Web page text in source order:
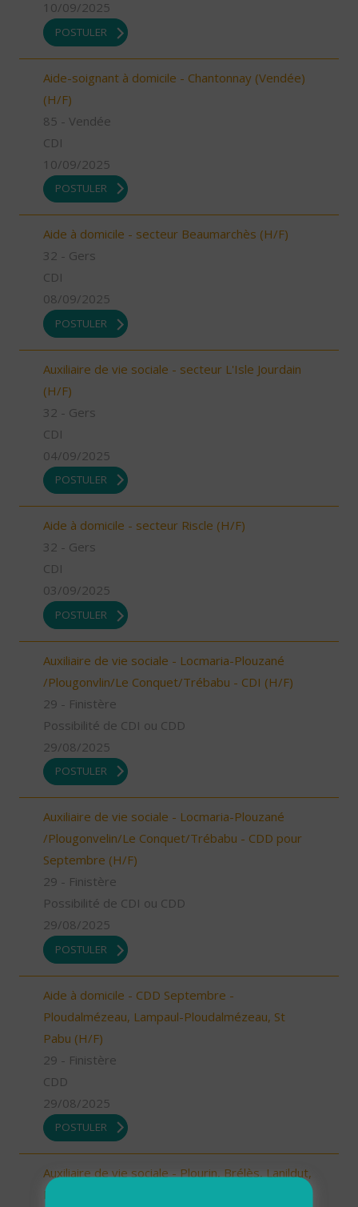
10/09/2025
POSTULER
Aide-soignant à domicile - Chantonnay (Vendée)
(H/F)
85 - Vendée
CDI
10/09/2025
POSTULER
Aide à domicile - secteur Beaumarchès (H/F)
32 - Gers
CDI
08/09/2025
POSTULER
Auxiliaire de vie sociale - secteur L'Isle Jourdain
(H/F)
32 - Gers
CDI
04/09/2025
POSTULER
Aide à domicile - secteur Riscle (H/F)
32 - Gers
CDI
03/09/2025
POSTULER
Auxiliaire de vie sociale - Locmaria-Plouzané
/Plougonvlin/Le Conquet/Trébabu - CDI (H/F)
29 - Finistère
Possibilité de CDI ou CDD
29/08/2025
POSTULER
Auxiliaire de vie sociale - Locmaria-Plouzané
/Plougonvelin/Le Conquet/Trébabu - CDD pour
Septembre (H/F)
29 - Finistère
Possibilité de CDI ou CDD
29/08/2025
POSTULER
Aide à domicile - CDD Septembre -
Ploudalmézeau, Lampaul-Ploudalmézeau, St
Pabu (H/F)
29 - Finistère
CDD
29/08/2025
POSTULER
Auxiliaire de vie sociale - Plourin, Brélès, Lanildut,
Porspoder, Landunvez - CDI (H/F)